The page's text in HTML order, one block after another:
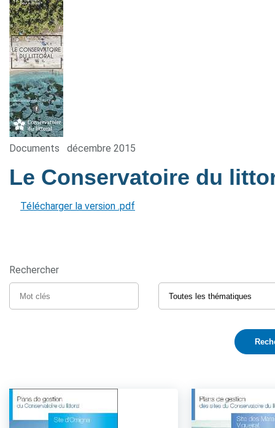
Documents décembre 2015
Le Conservatoire du
Télécharger la version .pdf
Rechercher